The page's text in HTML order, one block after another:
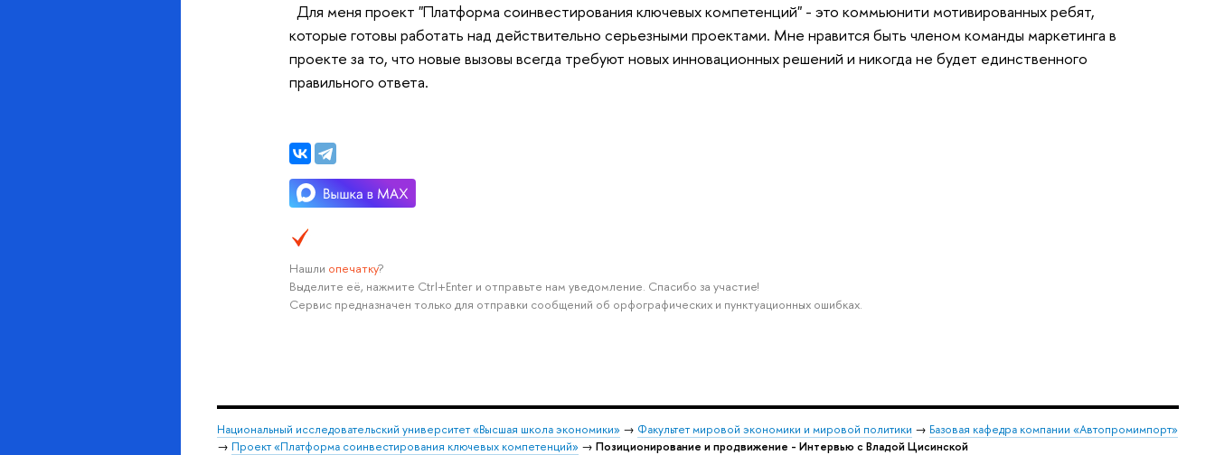
Для меня проект "Платформа соинвестирования ключевых компетенций" - это коммьюнити мотивированных ребят,
которые готовы работать над действительно серьезными проектами. Мне нравится быть членом команды маркетинга в
проекте за то, что новые вызовы всегда требуют новых инновационных решений и никогда не будет единственного
правильного ответа.
Нашли опечатку?
Выделите её, нажмите Ctrl+Enter и отправьте нам уведомление. Спасибо за участие!
Сервис предназначен только для отправки сообщений об орфографических и пунктуационных ошибках.
Национальный исследовательский университет «Высшая школа экономики» → Факультет мировой экономики и мировой политики → Базовая кафедра компании «Автопромимпорт»
→ Проект «Платформа соинвестирования ключевых компетенций» → Позиционирование и продвижение - Интервью с Владой Цисинской